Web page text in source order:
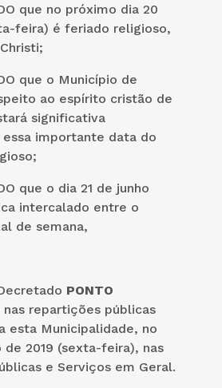
que no próximo dia 20
feira) é feriado religioso,
que o Município de
ao espírito cristão de
significativa
essa importante data do
que o dia 21 de junho
intercalado entre o
de semana,
PONTO
nas repartições públicas
esta Municipalidade, no
de 2019 (sexta-feira), nas
e Serviços em Geral.